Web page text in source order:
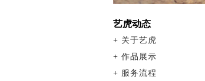
艺虎动态
+ 关于艺虎
+ 作品展示
+ 服务流程